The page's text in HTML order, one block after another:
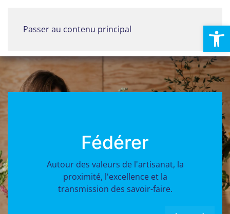
Ouvrir
Passer au contenu principal Menu
Fédérer
Autour des valeurs de l'artisanat, la
proximité, l'excellence et la
transmission des savoir-faire.